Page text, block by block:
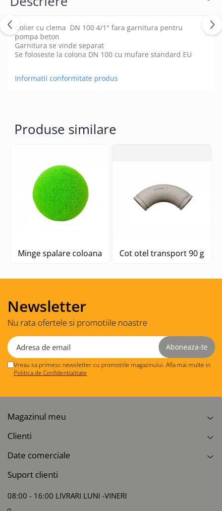
Colier cu clema DN 100 4/1" fara garnitura pentru
pompa beton
Garnitura se vinde separat
Se foloseste la colona DN 100 cu mufare standard EU
Informatii conformitate produs
Produse similare
Minge spalare coloana Cot otel transport 90
Newsletter
Nu rata ofertele si promotiile noastre
Vreau sa primesc newsletter cu promotiile magazinului. Afla mai multe in
Politica de Confidentialitate
Magazinul meu
Clienti
Date comerciale
Suport clienti
08:00 - 16:00 LIVRARI LUNI -VINERI